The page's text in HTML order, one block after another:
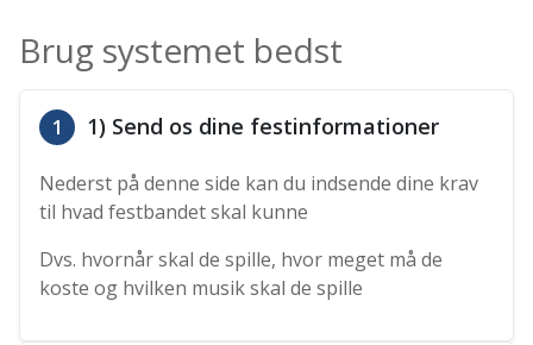
Brug systemet bedst
1 1) Send os dine festinformationer
Nederst på denne side kan du indsende dine krav
til hvad festbandet skal kunne
Dvs. hvornår skal de spille, hvor meget må de
koste og hvilken musik skal de spille